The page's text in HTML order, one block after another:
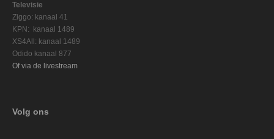
Televisie
Ziggo: kanaal 41
KPN: kanaal 1489
XS4All: kanaal 1489
Odido kanaal 877
Of via de livestream
Volg ons